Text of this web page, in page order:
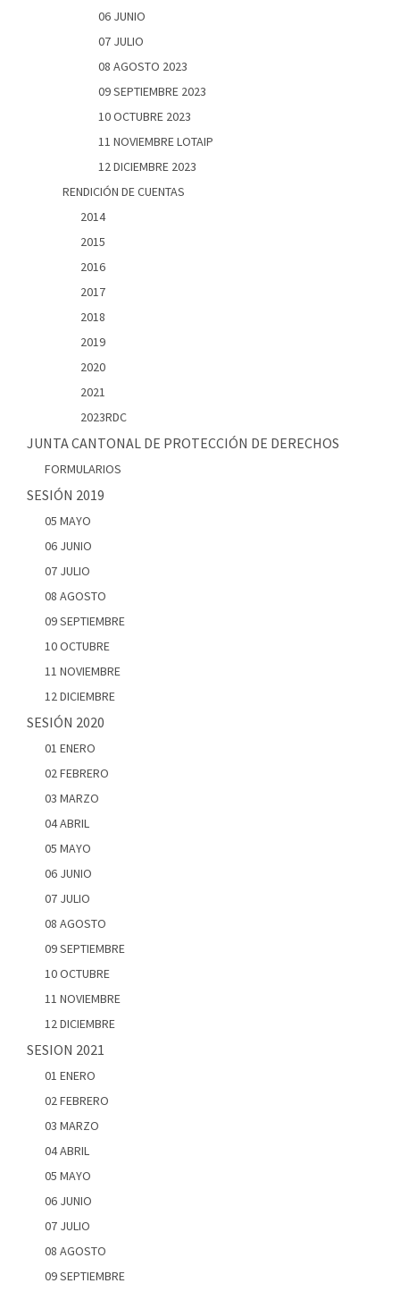
06 JUNIO
07 JULIO
08 AGOSTO 2023
09 SEPTIEMBRE 2023
10 OCTUBRE 2023
11 NOVIEMBRE LOTAIP
12 DICIEMBRE 2023
RENDICIÓN DE CUENTAS
2014
2015
2016
2017
2018
2019
2020
2021
2023RDC
JUNTA CANTONAL DE PROTECCIÓN DE DERECHOS
FORMULARIOS
SESIÓN 2019
05 MAYO
06 JUNIO
07 JULIO
08 AGOSTO
09 SEPTIEMBRE
10 OCTUBRE
11 NOVIEMBRE
12 DICIEMBRE
SESIÓN 2020
01 ENERO
02 FEBRERO
03 MARZO
04 ABRIL
05 MAYO
06 JUNIO
07 JULIO
08 AGOSTO
09 SEPTIEMBRE
10 OCTUBRE
11 NOVIEMBRE
12 DICIEMBRE
SESION 2021
01 ENERO
02 FEBRERO
03 MARZO
04 ABRIL
05 MAYO
06 JUNIO
07 JULIO
08 AGOSTO
09 SEPTIEMBRE